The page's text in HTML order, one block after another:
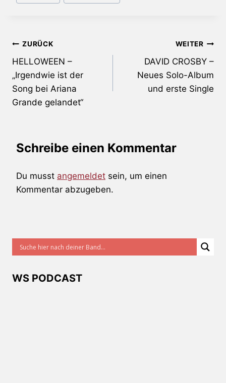
Beitragsnavigation
ZURÜCK
HELLOWEEN –
„Irgendwie ist der
Song bei Ariana
Grande gelandet“
WEITER
DAVID CROSBY –
Neues Solo-Album
und erste Single
Schreibe einen Kommentar
Du musst angemeldet sein, um einen
Kommentar abzugeben.
WS PODCAST